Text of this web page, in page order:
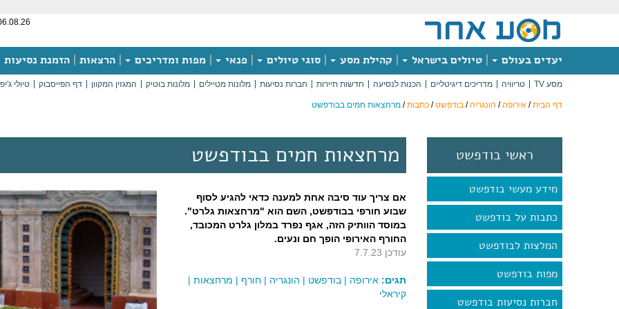
יעדים בעולם טיולים בישראל קהילת מסע סוגי טיולים פנאי מפות ומדריכים הרצאות הזמנת נסיעות
מסע TV טריוויה מדריכים דיגיטליים הכנות לנסיעה חדשות תיירות חברות נסיעות מלונות מטיילים מלונות בוטיק המגזין המקוון דף הפייסבוק טיולי
דף הבית/ אירופה/ הונגריה/ בודפשט / כתבות/ מרחצאות חמים בבודפשט
ראשי בודפשט
מידע מעשי בודפשט
כתבות על בודפשט
המלצות לבודפשט
מפות בודפשט
חברות נסיעות בודפשט
מרחצאות חמים בבודפשט
אם צריך עוד סיבה אחת למענה כדאי להגיע לסוף
שבוע חורפי בבודפשט, השם הוא "מרחצאות גלרט".
במוסד הוותיק הזה, אגף נפרד במלון גלרט המכובד,
החורף האירופי הופך חם ונעים.
עודכן 7.7.23
תגים: אירופה | בודפשט | הונגריה | חורף| מרחצאות|
קיראלי